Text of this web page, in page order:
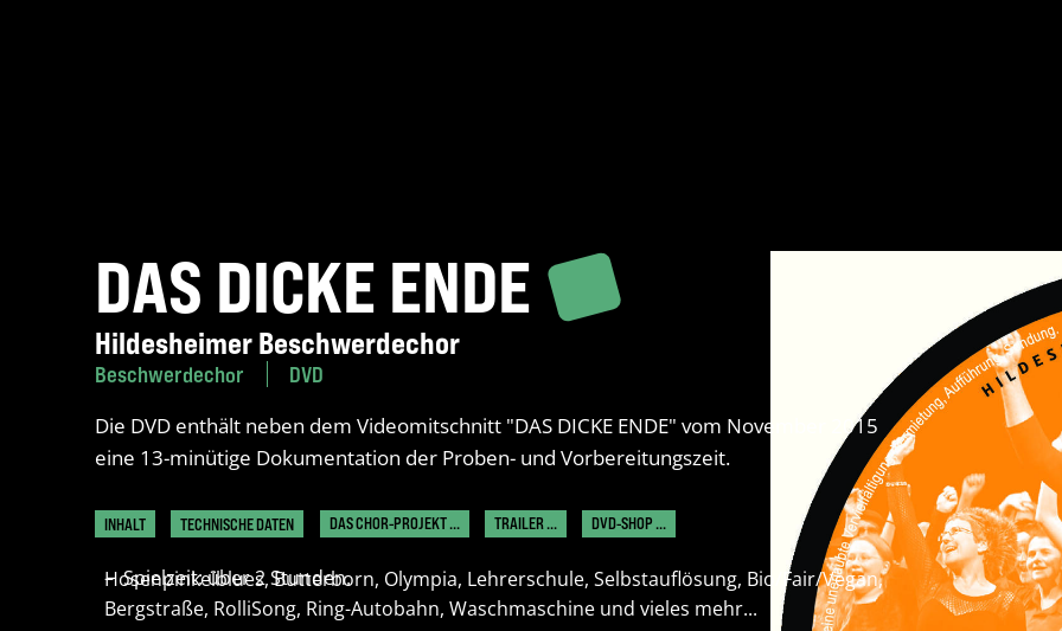
DAS DICKE ENDE
Hildesheimer Beschwerdechor
Beschwerdechor DVD
Die DVD enthält neben dem Videomitschnitt "DAS DICKE ENDE" vom November 2015
eine 13-minütige Dokumentation der Proben- und Vorbereitungszeit.
INHALT TECHNISCHE DATEN DAS CHOR-PROJEKT ... TRAILER ... DVD-SHOP ...
Hosenpinkelblues, Butterborn, Olympia, Lehrerschule, Selbstauflösung, Bio/Fair/Vegan,
Bergstraße, RolliSong, Ring-Autobahn, Waschmaschine und vieles mehr...
Spielzeit: über 2 Stunden.